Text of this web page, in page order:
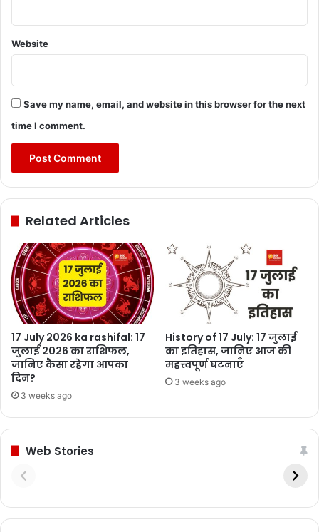
Website
Save my name, email, and website in this browser for the next
time I comment.
Related Articles
17 July 2026 ka rashifal: 17
जुलाई 2026 का राशिफल,
जानिए कैसा रहेगा आपका
दिन?
3 weeks ago
History of 17 July: 17 जुलाई
का इतिहास, जानिए आज की
महत्त्वपूर्ण घटनाएँ
3 weeks ago
Web Stories